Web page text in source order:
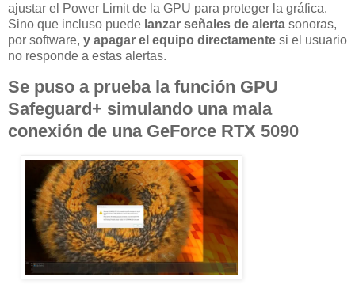
ajustar el Power Limit de la GPU para proteger la gráfica.
Sino que incluso puede lanzar señales de alerta sonoras,
por software, y apagar el equipo directamente si el usuario
no responde a estas alertas.
Se puso a prueba la función GPU
Safeguard+ simulando una mala
conexión de una GeForce RTX 5090